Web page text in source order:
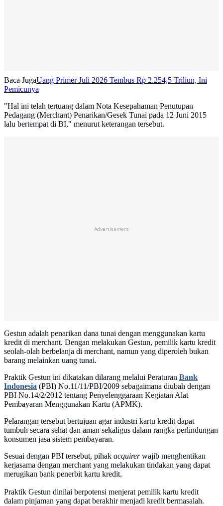
Baca JugaUang Primer Juli 2026 Tembus Rp 2.254,5 Triliun, Ini
Pemicunya
"Hal ini telah tertuang dalam Nota Kesepahaman Penutupan
Pedagang (Merchant) Penarikan/Gesek Tunai pada 12 Juni 2015
lalu bertempat di BI," menurut keterangan tersebut.
Advertisement
Gestun adalah penarikan dana tunai dengan menggunakan kartu
kredit di merchant. Dengan melakukan Gestun, pemilik kartu kredit
seolah-olah berbelanja di merchant, namun yang diperoleh bukan
barang melainkan uang tunai.
Praktik Gestun ini dikatakan dilarang melalui Peraturan Bank
Indonesia (PBI) No.11/11/PBI/2009 sebagaimana diubah dengan
PBI No.14/2/2012 tentang Penyelenggaraan Kegiatan Alat
Pembayaran Menggunakan Kartu (APMK).
Pelarangan tersebut bertujuan agar industri kartu kredit dapat
tumbuh secara sehat dan aman sekaligus dalam rangka perlindungan
konsumen jasa sistem pembayaran.
Sesuai dengan PBI tersebut, pihak acquirerwajib menghentikan
kerjasama dengan merchant yang melakukan tindakan yang dapat
merugikan bank penerbit kartu kredit.
Praktik Gestun dinilai berpotensi menjerat pemilik kartu kredit
dalam pinjaman yang dapat berakhir menjadi kredit bermasalah.